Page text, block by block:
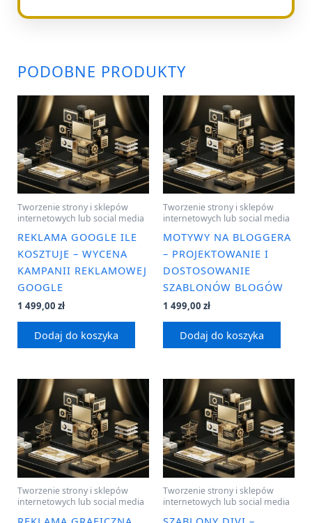
PODOBNE PRODUKTY
Tworzenie strony i sklepów
internetowych lub social media
REKLAMA GOOGLE ILE
KOSZTUJE – WYCENA
KAMPANII REKLAMOWEJ
GOOGLE
1 499,00 zł
Dodaj do koszyka
Tworzenie strony i sklepów
internetowych lub social media
MOTYWY NA BLOGGERA
– PROJEKTOWANIE I
DOSTOSOWANIE
SZABLONÓW BLOGÓW
1 499,00 zł
Dodaj do koszyka
Tworzenie strony i sklepów
internetowych lub social media
Tworzenie strony i sklepów
internetowych lub social media